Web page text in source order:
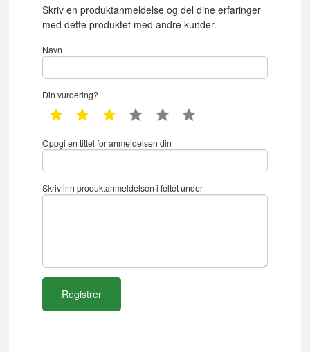
Skriv en produktanmeldelse og del dine erfaringer
med dette produktet med andre kunder.
Navn
Din vurdering?
1 star 2 star 3 star 4 star 5 star
Oppgi en tittel for anmeldelsen din
Skriv inn produktanmeldelsen i feltet under